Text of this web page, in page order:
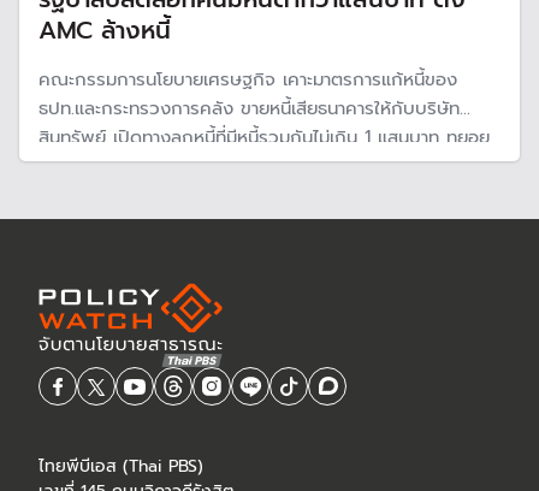
AMC ล้างหนี้
คณะกรรมการนโยบายเศรษฐกิจ เคาะมาตรการแก้หนี้ของ
ธปท.และกระทรวงการคลัง ขายหนี้เสียธนาคารให้กับบริษัท
สินทรัพย์ เปิดทางลูกหนี้ที่มีหนี้รวมกันไม่เกิน 1 แสนบาท ทยอย
ปิดจบหนี้ โดยยกเว้นดอกเบี้ย ค่าปรับ ค่าธรรมเนียม ลดเงินต้น
ตั้งตัวผ่าน ธ.ออมสิน
ไทยพีบีเอส (Thai PBS)